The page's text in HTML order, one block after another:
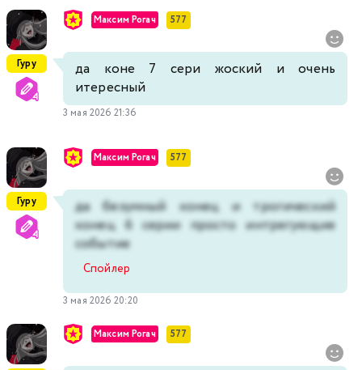
Гуру
Максим Рогач 577
да коне 7 сери жоский и очень
итересный
3 мая 2026 21:36
Гуру
Максим Рогач 577
да безумный конец и трогический
конец 6 серии просто интрегующие
событие
Спойлер
3 мая 2026 20:20
Максим Рогач 577